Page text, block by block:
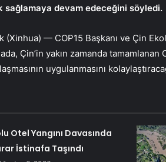
sağlamaya devam edeceğini söyledi.
(Xinhua) — COP15 Başkanı ve Çin
Çin’in yakın zamanda
uygulanmasını
Otel Yangını Davasında
İstinafa Taşındı